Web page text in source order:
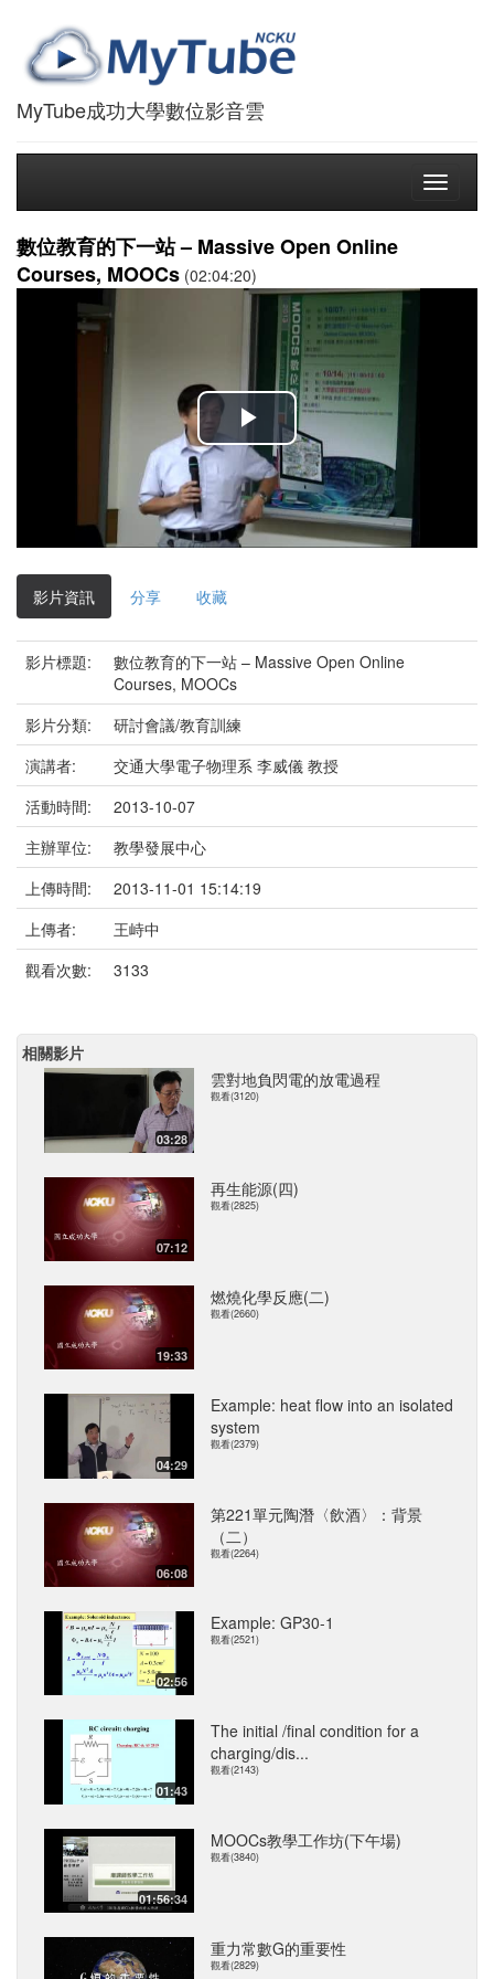
MyTube成功大學數位影音雲
Toggle
數位教育的下一站 – Massive Open Online
Courses, MOOCs (02:04:20)
播
放
影
影片資訊 分享 收藏
影片標題:
數位教育的下一站 – Massive Open Online
Courses, MOOCs
影片分類:
研討會議/教育訓練
演講者:
交通大學電子物理系 李威儀 教授
活動時間:
2013-10-07
主辦單位:
教學發展中心
上傳時間:
2013-11-01 15:14:19
上傳者:
王峙中
觀看次數:
3133
相關影片
03:28
雲對地負閃電的放電過程
觀看(3120)
07:12
再生能源(四)
觀看(2825)
19:33
燃燒化學反應(二)
觀看(2660)
04:29
Example: heat flow into an isolated
system
觀看(2379)
06:08
第221單元陶潛〈飲酒〉：背景
（二）
觀看(2264)
02:56
Example: GP30-1
觀看(2521)
01:43
The initial /final condition for a
charging/dis...
觀看(2143)
01:56:34
MOOCs教學工作坊(下午場)
觀看(3840)
重力常數G的重要性
觀看(2829)